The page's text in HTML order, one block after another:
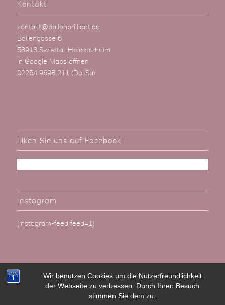
Wir benutzen Cookies um die Nutzerfreundlichkeit
der Webseite zu verbessen. Durch Ihren Besuch
stimmen Sie dem zu.
Kontakt
kontakt@ballonbrilliant.de
Ballengasse 6
53913 Swisttal-Heimerzheim
In Google Maps öffnen
02254 9698 211 (Do-Sa)
Liken Sie uns auf Facebook!
Instagram
[instagram-feed feed=1]
Alle Rechte vorbehalten. BallonBrilliant - Günter Hemgesberg e.K. 2022